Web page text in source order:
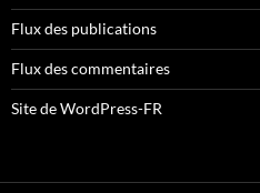
Flux des publications
Flux des commentaires
Site de WordPress-FR